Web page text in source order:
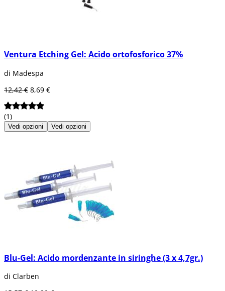
Ventura Etching Gel: Acido ortofosforico 37%
di Madespa
12,42 € 8,69 €
(1)
Vedi opzioni Vedi opzioni
Blu-Gel: Acido mordenzante in siringhe (3 x 4,7gr.)
di Clarben